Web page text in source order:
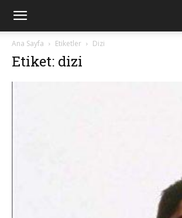
Ana Sayfa Etiketler Dizi
Etiket: dizi